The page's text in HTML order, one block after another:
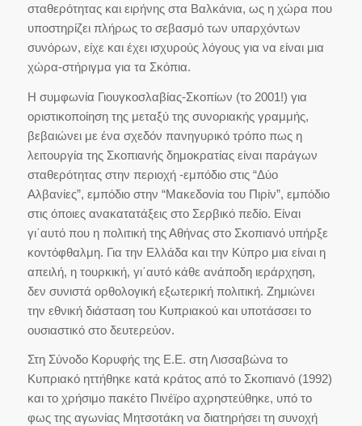
σταθερότητας και ειρήνης στα Βαλκάνια, ως η χώρα που
υποστηρίζει πλήρως το σεβασμό των υπαρχόντων
συνόρων, είχε και έχει ισχυρούς λόγους για να είναι μια
χώρα-στήριγμα για τα Σκόπια.
H συμφωνία Γιουγκοσλαβίας-Σκοπίων (το 2001!) για
οριστικοποίηση της μεταξύ της συνοριακής γραμμής,
βεβαιώνει με ένα σχεδόν πανηγυρικό τρόπο πως η
λειτουργία της Σκοπιανής δημοκρατίας είναι παράγων
σταθερότητας στην περιοχή -εμπόδιο στις “Δύο
Αλβανίες”, εμπόδιο στην “Μακεδονία του Πιρίν”, εμπόδιο
στις όποιες ανακατατάξεις στο Σερβικό πεδίο. Είναι
γι΄αυτό που η πολιτική της Αθήνας στο Σκοπιανό υπήρξε
κοντόφθαλμη. Για την Ελλάδα και την Κύπρο μια είναι η
απειλή, η τουρκική, γι΄αυτό κάθε ανάποδη ιεράρχηση,
δεν συνιστά ορθολογική εξωτερική πολιτική. Ζημιώνει
την εθνική διάσταση του Κυπριακού και υποτάσσει το
ουσιαστικό στο δευτερεύον.
Στη Σύνοδο Κορυφής της Ε.Ε. στη Λισσαβώνα το
Κυπριακό ηττήθηκε κατά κράτος από το Σκοπιανό (1992)
και το χρήσιμο πακέτο Πινέϊρο αχρηστεύθηκε, υπό το
φως της αγωνίας Μητσοτάκη να διατηρήσει τη συνοχή